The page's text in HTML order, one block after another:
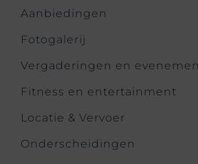
Aanbiedingen
Fotogalerij
Vergaderingen en
Fitness en entertainment
Locatie & Vervoer
Onderscheidingen